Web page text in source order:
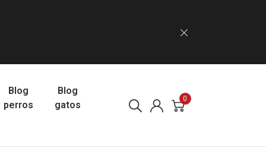
Blog
perros
Blog
gatos
0